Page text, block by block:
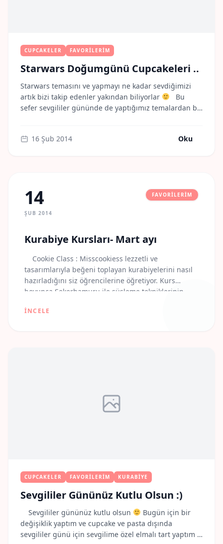
CUPCAKELER FAVORILERIM
Starwars Doğumgünü Cupcakeleri ..
Starwars temasını ve yapmayı ne kadar sevdiğimizi
artık bizi takip edenler yakından biliyorlar
Bu
sefer sevgililer gününde de yaptığımız temalardan bir
Sevgiler.. Misscookiess.
16 Şub 2014 Oku
14
ŞUB 2014
FAVORILERIM
Kurabiye Kursları- Mart ayı
Cookie Class : Misscookiess lezzetli ve
tasarımlarıyla beğeni toplayan kurabiyelerini nasıl
hazırladığını siz öğrencilerine öğretiyor. Kurs
boyunca Sekerhamuru ile süsleme tekniklerinin
öğreneceksiniz. Misscookiess’in belirlemiş olduğu
İNCELE
CUPCAKELER FAVORILERIM KURABIYE
Sevgililer Gününüz Kutlu Olsun :)
Sevgililer gününüz kutlu olsun
Bugün için bir
değişiklik yaptım ve cupcake ve pasta dışında
sevgililer günü için sevgilime özel elmalı tart yaptım